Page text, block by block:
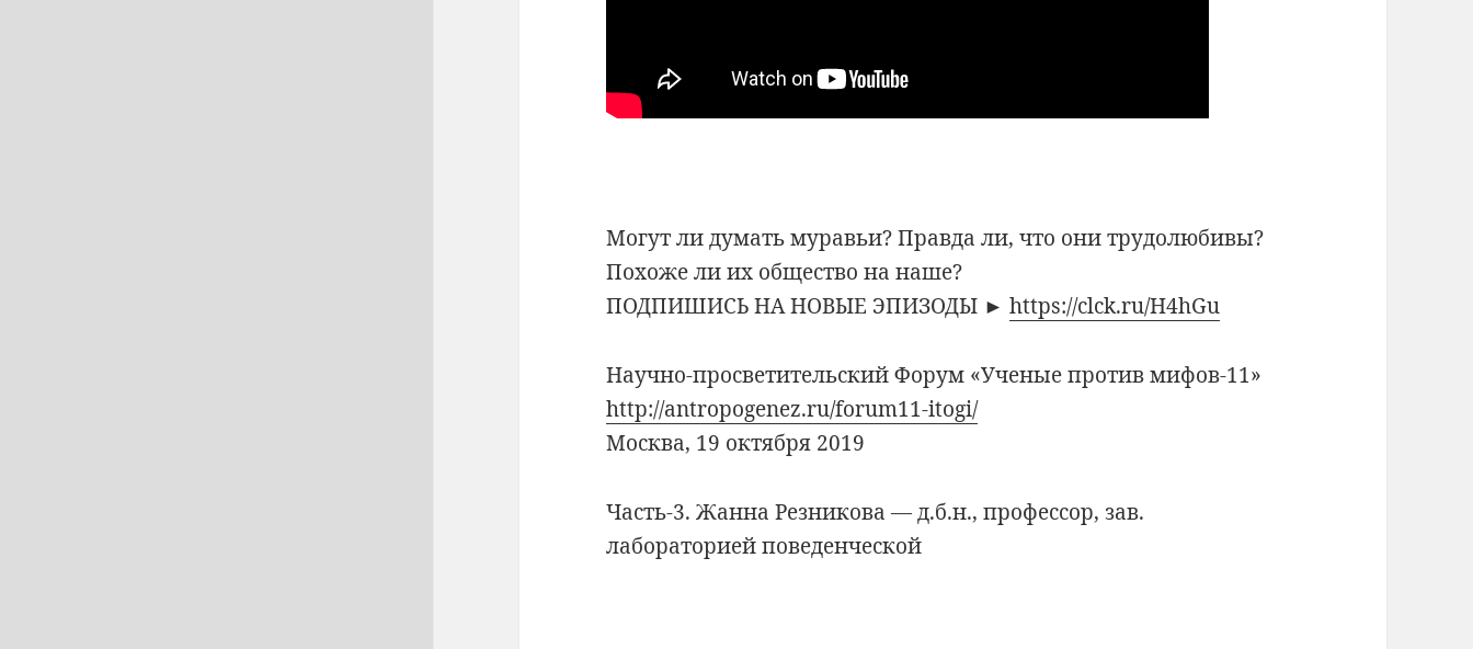
Могут ли думать муравьи? Правда ли, что они трудолюбивы?
Похоже ли их общество на наше?
ПОДПИШИСЬ НА НОВЫЕ ЭПИЗОДЫ ►https://clck.ru/H4hGu
Научно-просветительский Форум «Ученые против мифов-11»
http://antropogenez.ru/forum11-itogi/
Москва, 19 октября 2019
Часть-3. Жанна Резникова — д.б.н., профессор, зав.
лабораторией поведенческой